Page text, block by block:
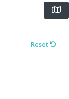
Reset